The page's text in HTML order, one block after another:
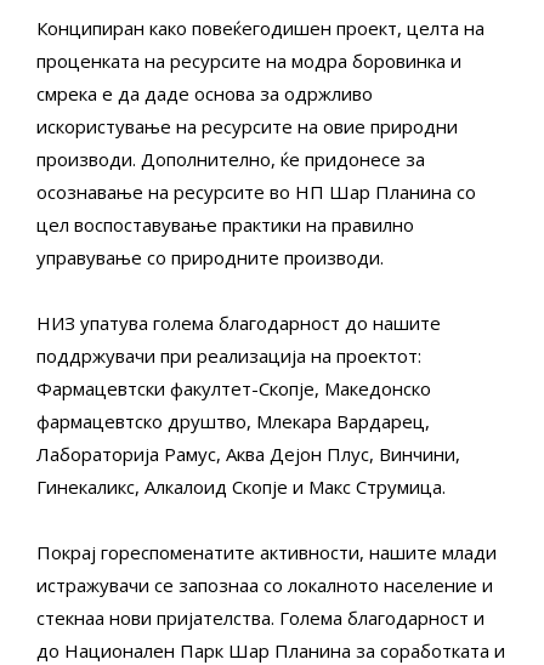
Конципиран како повеќегодишен проект, целта на
проценката на ресурсите на модра боровинка и
смрека е да даде основа за одржливо
искористување на ресурсите на овие природни
производи. Дополнително, ќе придонесе за
осознавање на ресурсите во НП Шар Планина со
цел воспоставување практики на правилно
управување со природните производи.
НИЗ упатува голема благодарност до нашите
поддржувачи при реализација на проектот:
Фармацевтски факултет-Скопје, Македонско
фармацевтско друштво, Млекара Вардарец,
Лабораторија Рамус, Аква Дејон Плус, Винчини,
Гинекаликс, Алкалоид Скопје и Макс Струмица.
Покрај гореспоменатите активности, нашите млади
истражувачи се запознаа со локалното население и
стекнаа нови пријателства. Голема благодарност и
до Национален Парк Шар Планина за соработката и